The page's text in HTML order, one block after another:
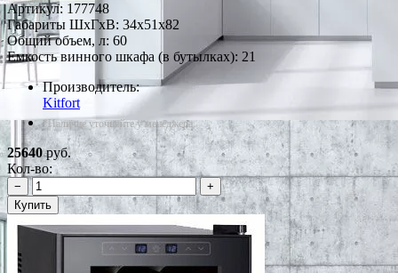
Артикул:177748
Габариты ШxГxВ: 34x51x82
Общий объем, л: 60
Емкость винного шкафа (в бутылках): 21
Производитель:
Kitfort
*Наличие уточняйте у менеджера
25640руб.
Кол-во:
−
+
Купить